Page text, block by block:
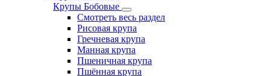
Крупы Бобовые
Смотреть весь раздел
Рисовая крупа
Гречневая крупа
Манная крупа
Пшеничная крупа
Пшённая крупа